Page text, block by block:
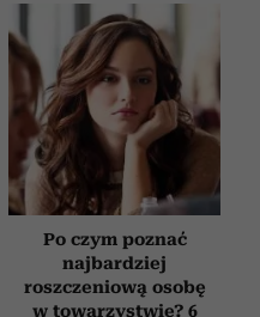
Po czym poznać
najbardziej
roszczeniową osobę
w towarzystwie? 6